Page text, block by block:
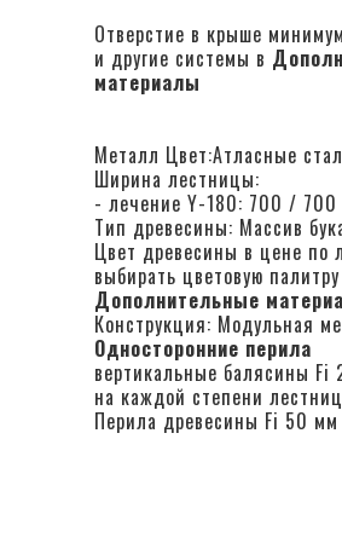
Oтверстие в крыше
и другие системы в
материалы
Металл Цвет:Атласные
Ширина лестницы:
- лечение Y-180: 700 /
Тип древесины: Массив
Цвет древесины в цене по
выбирать цветовую
Дополнительные
Конструкция: Модульная
Односторонние перила
вертикальные балясины Fi
на каждой степени
Перила древесины Fi 50 мм